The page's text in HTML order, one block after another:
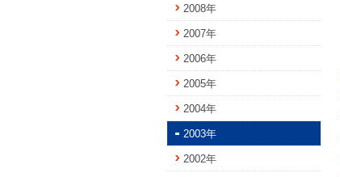
2008年
2007年
2006年
2005年
2004年
2003年
2002年